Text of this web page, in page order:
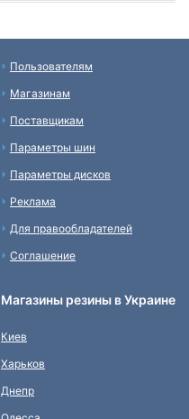
Пользователям
Магазинам
Поставщикам
Параметры шин
Параметры дисков
Реклама
Для правообладателей
Соглашение
Магазины резины в Украине
Киев
Харьков
Днепр